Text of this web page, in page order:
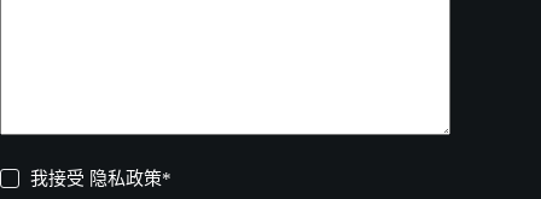
我接受 隐私政策*